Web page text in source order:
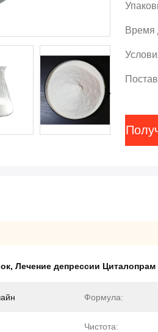
Время
, Лечение депрессии
Формула:
Чистота: